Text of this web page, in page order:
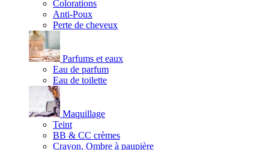
Colorations
Anti-Poux
Perte de cheveux
Parfums et eaux
Eau de parfum
Eau de toilette
Maquillage
Teint
BB & CC crèmes
Crayon, Ombre à paupière